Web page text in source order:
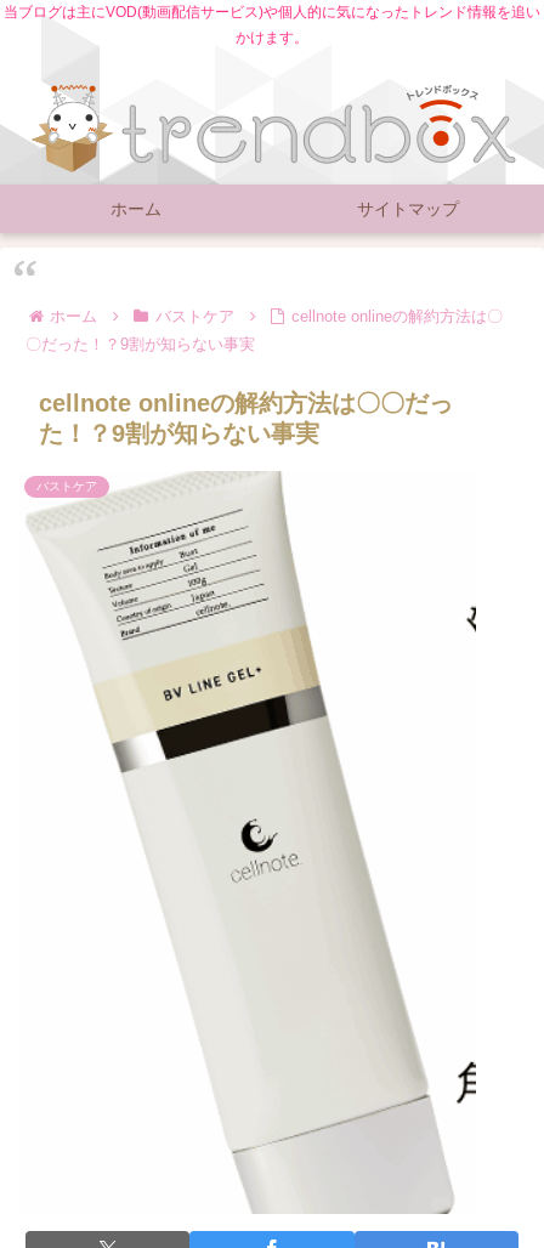
当ブログは主にVOD(動画配信サービス)や個人的に気になったトレンド情報を追い
かけます。
ホーム サイトマップ
ホーム バストケア
cellnote onlineの解約方法は〇
〇だった！？9割が知らない事実
cellnote onlineの解約方法は〇〇だっ
た！？9割が知らない事実
バストケア